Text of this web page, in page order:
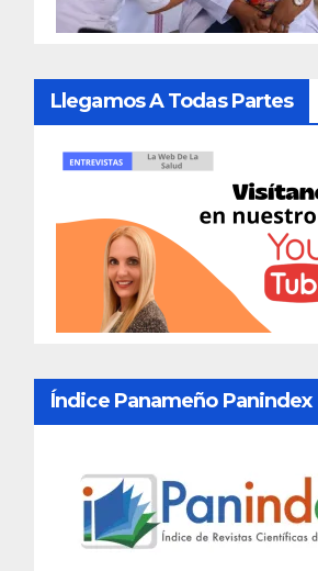
Llegamos A Todas Partes
Índice Panameño Panindex